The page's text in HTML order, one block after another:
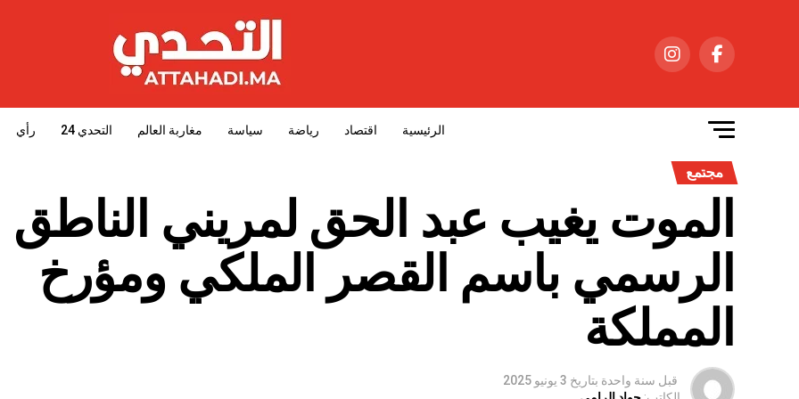
الرئيسية اقتصاد رياضة سياسة مغاربة العالم التحدي 24 رأي
مجتمع
الموت يغيب عبد الحق لمريني الناطق
الرسمي باسم القصر الملكي ومؤرخ
المملكة
قبل سنة واحدة بتاريخ 3 يونيو 2025